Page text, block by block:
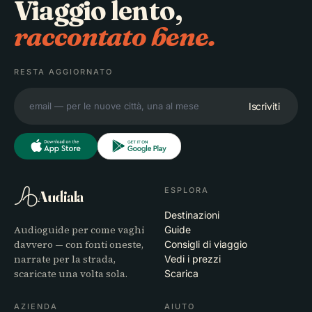
Viaggio lento,
raccontato bene.
RESTA AGGIORNATO
Iscriviti
Audiala
Audioguide per come vaghi
davvero — con fonti oneste,
narrate per la strada,
scaricate una volta sola.
ESPLORA
Destinazioni
Guide
Consigli di viaggio
Vedi i prezzi
Scarica
AZIENDA AIUTO